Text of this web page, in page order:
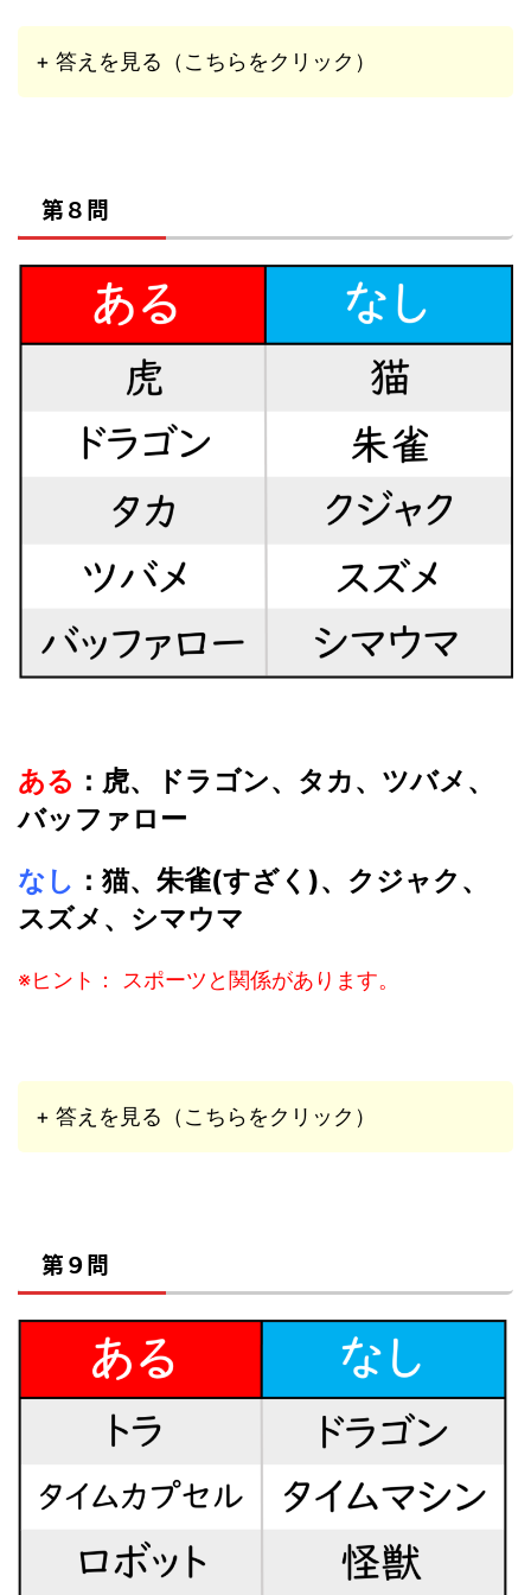
+ 答えを見る（こちらをクリック）
第８問
ある ：虎、ドラゴン、タカ、ツバメ、
バッファロー
なし ：猫、朱雀(すざく)、クジャク、
スズメ、シマウマ
※ヒント： スポーツと関係があります。
+ 答えを見る（こちらをクリック）
第９問